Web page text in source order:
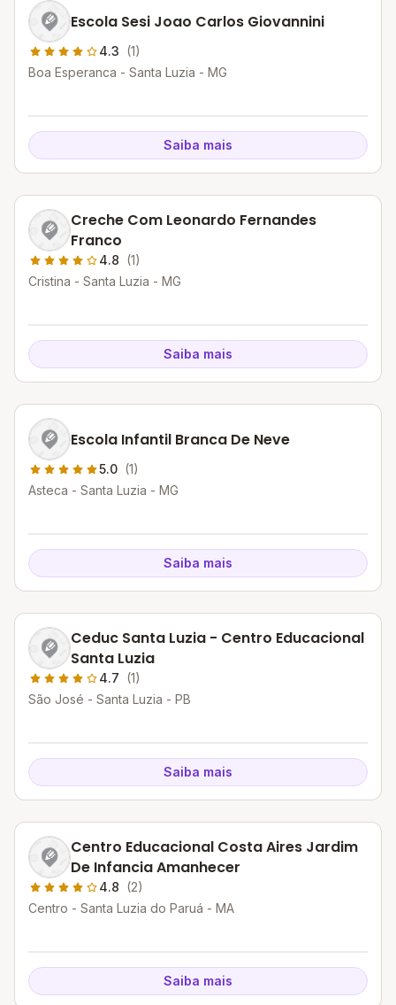
Escola Sesi Joao Carlos Giovannini
4.3 (1)
Boa Esperanca - Santa Luzia - MG
Saiba mais
Creche Com Leonardo Fernandes
Franco
4.8 (1)
Cristina - Santa Luzia - MG
Saiba mais
Escola Infantil Branca De Neve
5.0 (1)
Asteca - Santa Luzia - MG
Saiba mais
Ceduc Santa Luzia - Centro Educacional
Santa Luzia
4.7 (1)
São José - Santa Luzia - PB
Saiba mais
Centro Educacional Costa Aires Jardim
De Infancia Amanhecer
4.8 (2)
Centro - Santa Luzia do Paruá - MA
Saiba mais